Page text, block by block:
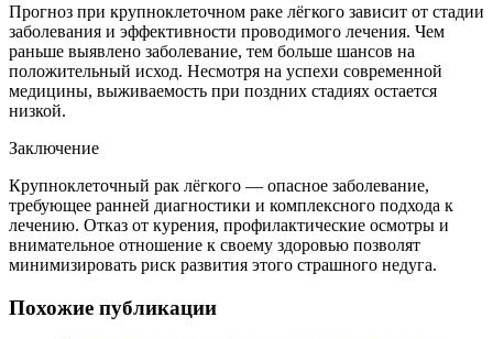
Прогноз при крупноклеточном раке лёгкого зависит от стадии
заболевания и эффективности проводимого лечения. Чем
раньше выявлено заболевание, тем больше шансов на
положительный исход. Несмотря на успехи современной
медицины, выживаемость при поздних стадиях остается
низкой.
Заключение
Крупноклеточный рак лёгкого — опасное заболевание,
требующее ранней диагностики и комплексного подхода к
лечению. Отказ от курения, профилактические осмотры и
внимательное отношение к своему здоровью позволят
минимизировать риск развития этого страшного недуга.
Похожие публикации